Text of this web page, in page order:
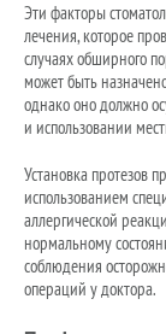
Эти факторы
лечения, которое
случаях обширного
может быть
однако оно должно
и использовании
Установка протезов
использованием
аллергической
нормальному
соблюдения
операций у доктора.